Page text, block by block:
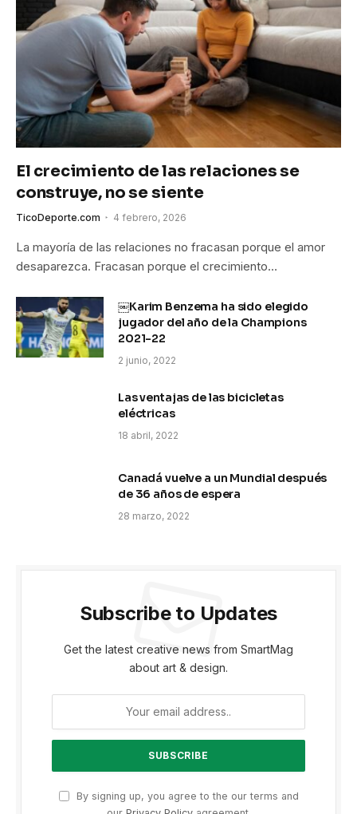
El crecimiento de las relaciones se
construye, no se siente
TicoDeporte.com 4 febrero, 2026
La mayoría de las relaciones no fracasan porque el amor
desaparezca. Fracasan porque el crecimiento…
￼Karim Benzema ha sido elegido
jugador del año de la Champions
2021-22
2 junio, 2022
Las ventajas de las bicicletas
eléctricas
18 abril, 2022
Canadá vuelve a un Mundial después
de 36 años de espera
28 marzo, 2022
Subscribe to Updates
Get the latest creative news from SmartMag
about art & design.
By signing up, you agree to the our terms and